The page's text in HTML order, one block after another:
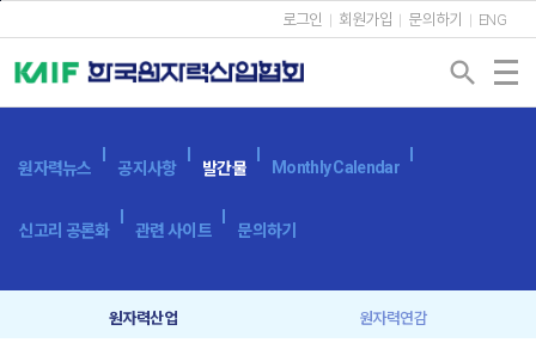
로그인 회원가입 문의하기 ENG
search
원자력뉴스 공지사항 발간물 Monthly Calendar
신고리 공론화 관련 사이트 문의하기
원자력산업 원자력연감